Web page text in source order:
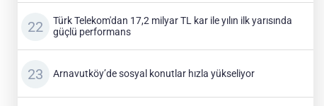
Türk Telekom'dan 17,2 milyar TL kar ile yılın ilk yarısında
güçlü performans
Arnavutköy’de sosyal konutlar hızla yükseliyor